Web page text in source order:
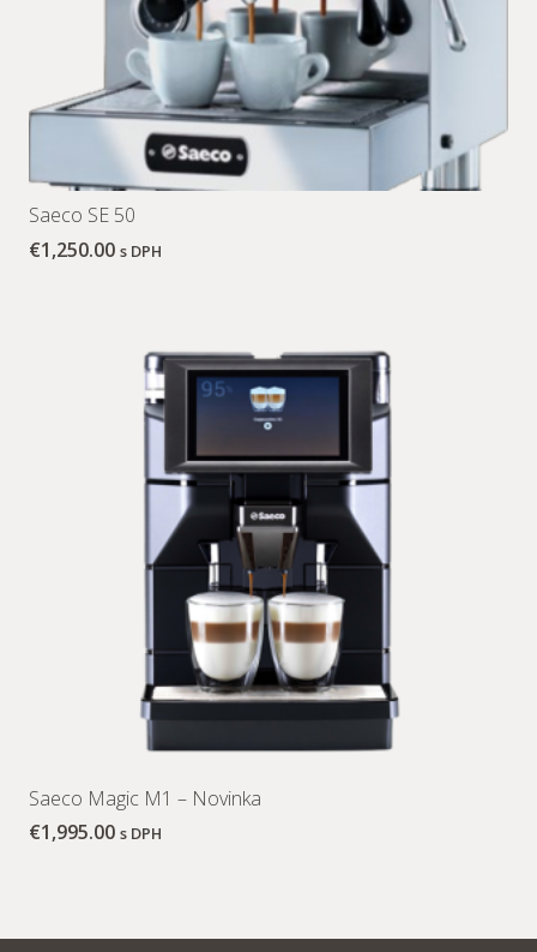
Saeco SE 50
€1,250.00 s DPH
Saeco Magic M1 – Novinka
€1,995.00 s DPH